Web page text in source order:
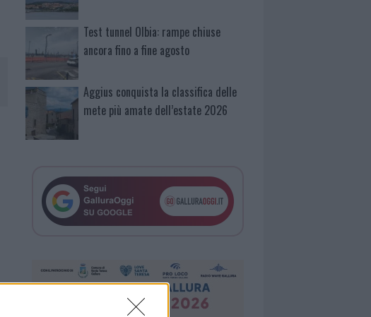
Test tunnel Olbia: rampe chiuse
ancora fino a fine agosto
Aggius conquista la classifica delle
mete più amate dell’estate 2026